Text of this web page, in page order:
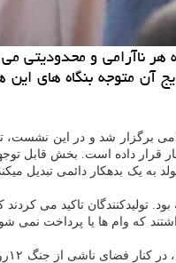
و محدودیتی می
آن متوجه بنگاه
برگزار شد و در این نشست،
داده است. بخش قابل
به یک بدهکار دائمی تبدیل
تولیدکنندگان تاکید می
که وام ها یا پرداخت